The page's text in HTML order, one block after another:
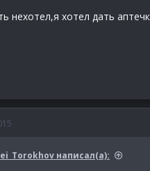
нехотел,я хотел дать
написал(а):